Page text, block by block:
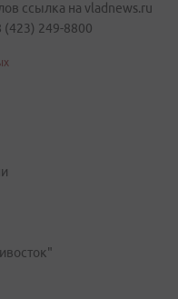
ссылка на vladnews.ru
(423) 249-8800